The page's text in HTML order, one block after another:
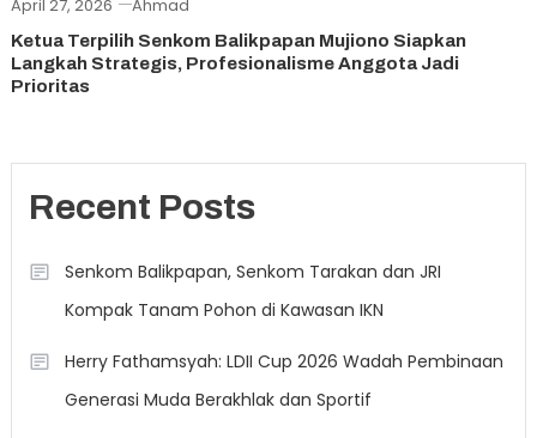
April 27, 2026 Ahmad
Ketua Terpilih Senkom Balikpapan Mujiono Siapkan
Langkah Strategis, Profesionalisme Anggota Jadi
Prioritas
Recent Posts
Senkom Balikpapan, Senkom Tarakan dan JRI
Kompak Tanam Pohon di Kawasan IKN
Herry Fathamsyah: LDII Cup 2026 Wadah Pembinaan
Generasi Muda Berakhlak dan Sportif